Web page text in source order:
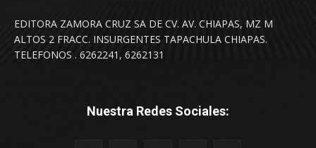
EDITORA ZAMORA CRUZ SA DE CV. AV. CHIAPAS, MZ M
ALTOS 2 FRACC. INSURGENTES TAPACHULA CHIAPAS.
TELEFONOS . 6262241, 6262131
Nuestra Redes Sociales: